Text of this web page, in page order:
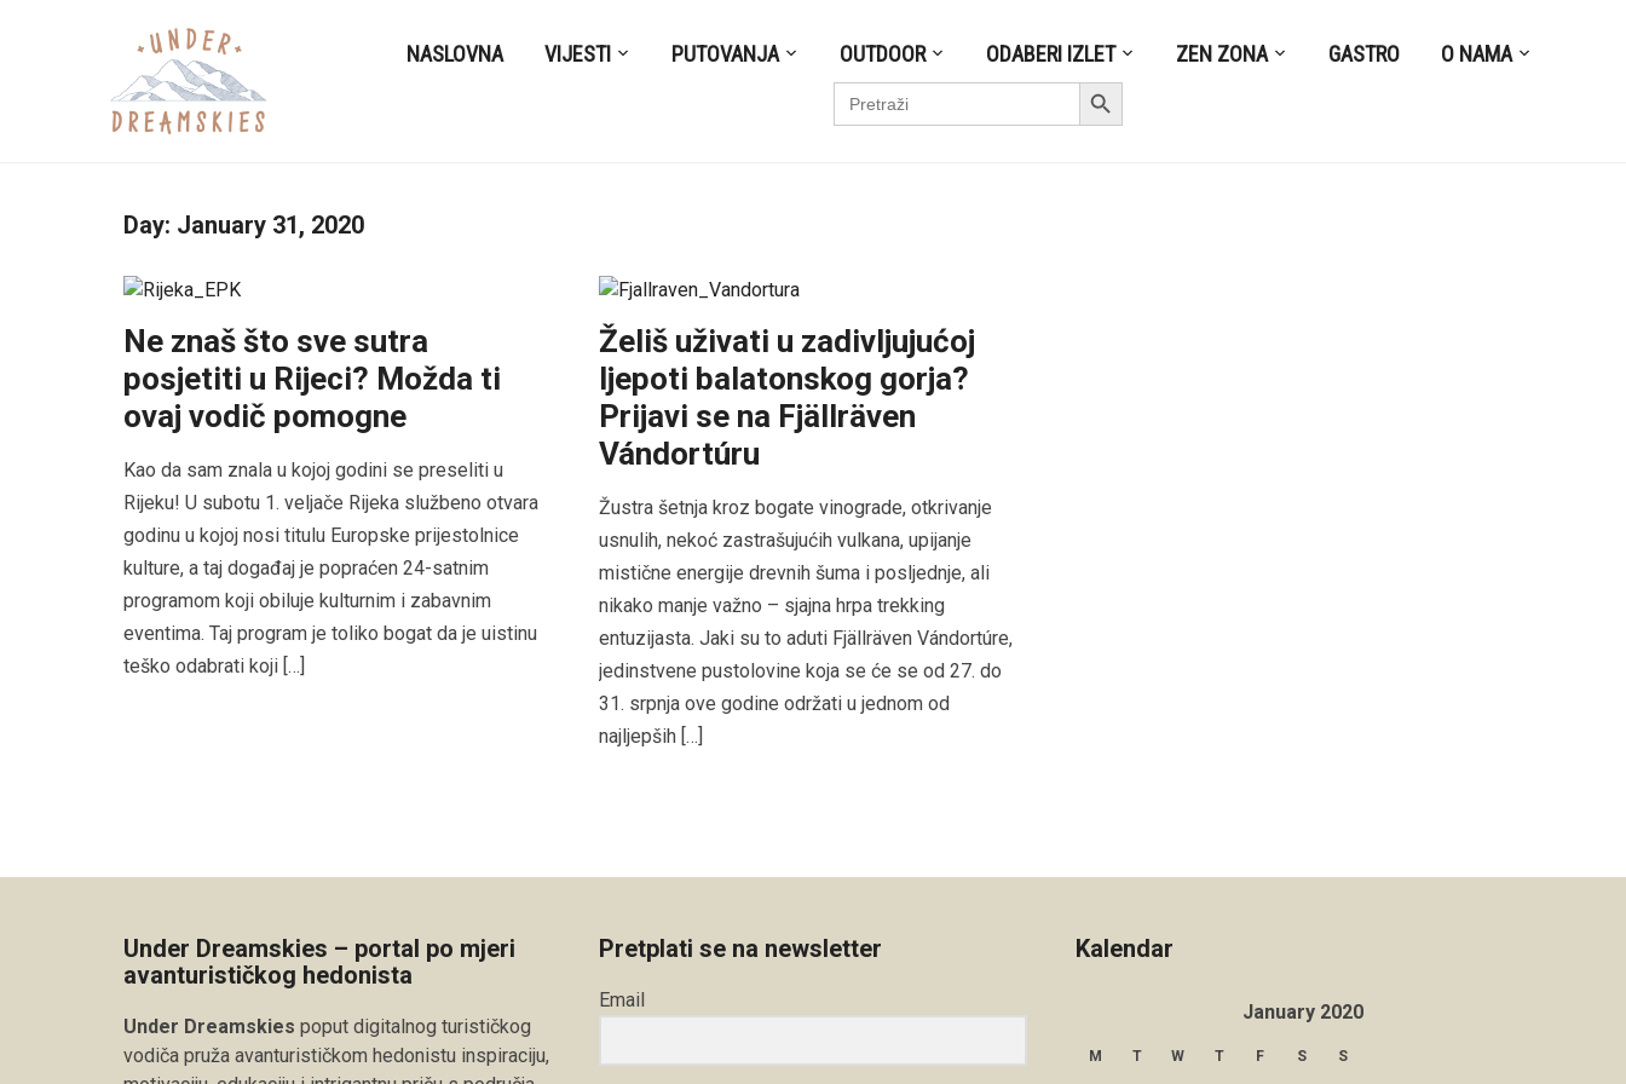
NASLOVNA VIJESTI PUTOVANJA OUTDOOR ODABERI IZLET ZEN ZONA GASTRO O NAMA
Search
for:
Search Button
Day: January 31, 2020
Ne znaš što sve sutra
posjetiti u Rijeci? Možda ti
ovaj vodič pomogne
Kao da sam znala u kojoj godini se preseliti u
Rijeku! U subotu 1. veljače Rijeka službeno otvara
godinu u kojoj nosi titulu Europske prijestolnice
kulture, a taj događaj je popraćen 24-satnim
programom koji obiluje kulturnim i zabavnim
eventima. Taj program je toliko bogat da je uistinu
teško odabrati koji […]
Želiš uživati u zadivljujućoj
ljepoti balatonskog gorja?
Prijavi se na Fjällräven
Vándortúru
Žustra šetnja kroz bogate vinograde, otkrivanje
usnulih, nekoć zastrašujućih vulkana, upijanje
mistične energije drevnih šuma i posljednje, ali
nikako manje važno – sjajna hrpa trekking
entuzijasta. Jaki su to aduti Fjällräven Vándortúre,
jedinstvene pustolovine koja se će se od 27. do
31. srpnja ove godine održati u jednom od
najljepših […]
Under Dreamskies – portal po mjeri
avanturističkog hedonista
Under Dreamskies poput digitalnog turističkog
vodiča pruža avanturističkom hedonistu inspiraciju,
Pretplati se na newsletter
Email
Kalendar
January 2020
M T W T F S S